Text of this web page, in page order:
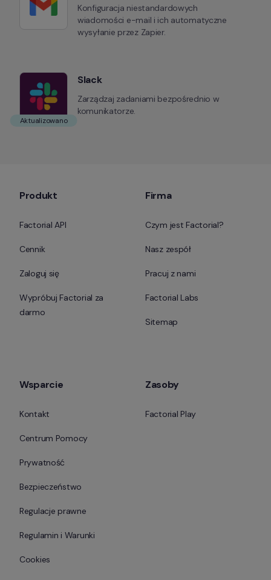
Konfiguracja niestandardowych
wiadomości e-mail i ich automatyczne
wysyłanie przez Zapier.
Aktualizowano
Slack
Zarządzaj zadaniami bezpośrednio w
komunikatorze.
Produkt
Factorial API
Cennik
Zaloguj się
Wypróbuj Factorial za
darmo
Firma
Czym jest Factorial?
Nasz zespół
Pracuj z nami
Factorial Labs
Sitemap
Wsparcie
Kontakt
Centrum Pomocy
Prywatność
Bezpieczeństwo
Regulacje prawne
Regulamin i Warunki
Cookies
Zasoby
Factorial Play